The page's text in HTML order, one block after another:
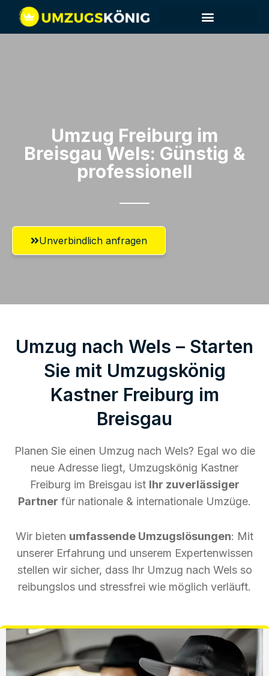
Umzug Freiburg im
Breisgau​ Wels: Günstig &
professionell​
Unverbindlich anfragen
Umzug nach Wels – Starten
Sie mit Umzugskönig
Kastner Freiburg im
Breisgau
Planen Sie einen Umzug nach Wels? Egal wo die
neue Adresse liegt, Umzugskönig Kastner
Freiburg im Breisgau ist Ihr zuverlässiger
Partner für nationale & internationale Umzüge.
Wir bieten umfassende Umzugslösungen: Mit
unserer Erfahrung und unserem Expertenwissen
stellen wir sicher, dass Ihr Umzug nach Wels so
reibungslos und stressfrei wie möglich verläuft.